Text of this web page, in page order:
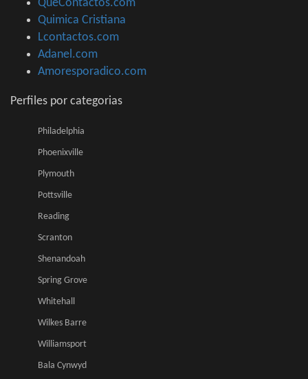
QueContactos.com
Quimica Cristiana
Lcontactos.com
Adanel.com
Amoresporadico.com
Perfiles por categorias
Philadelphia
Phoenixville
Plymouth
Pottsville
Reading
Scranton
Shenandoah
Spring Grove
Whitehall
Wilkes Barre
Williamsport
Bala Cynwyd